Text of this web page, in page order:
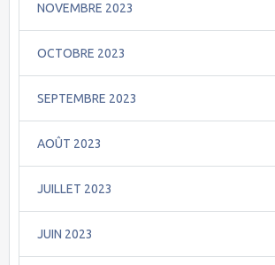
NOVEMBRE 2023
OCTOBRE 2023
SEPTEMBRE 2023
AOÛT 2023
JUILLET 2023
JUIN 2023